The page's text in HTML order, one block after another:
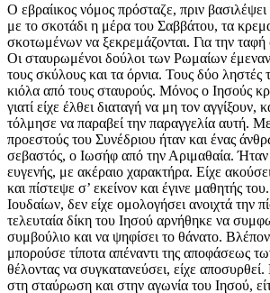
Ο εβραίικος νόμος πρόσταζε, πριν βασιλέψει
με το σκοτάδι η μέρα του Σαββάτου, τα
σκοτωμένων να ξεκρεμάζονται. Για την
Οι σταυρωμένοι δούλοι των Ρωμαίων
τους σκύλους και τα όρνια. Τους δύο ληστές
κιόλα από τους σταυρούς. Μόνος ο Ιησούς
γιατί είχε έλθει διαταγή να μη τον αγγίξουν,
τόλμησε να παραβεί την παραγγελία αυτή.
προεστούς του Συνέδριου ήταν και ένας
σεβαστός, ο Ιωσήφ από την Αριμαθαία. Ήταν
ευγενής, με ακέραιο χαρακτήρα. Είχε
και πίστεψε σ’ εκείνον και έγινε μαθητής
Ιουδαίων, δεν είχε ομολογήσει ανοιχτά την
τελευταία δίκη του Ιησού αρνήθηκε να
συμβούλιο και να ψηφίσει το θάνατο.
μπορούσε τίποτα απέναντι της αποφάσεως
θέλοντας να συγκατανεύσει, είχε
στη σταύρωση και στην αγωνία του Ιησού,